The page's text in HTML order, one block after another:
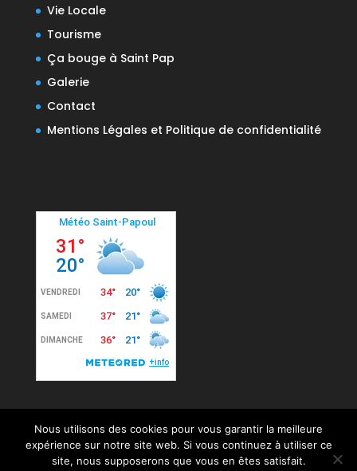
Vie Locale
Tourisme
Ça bouge à Saint Pap
Galerie
Contact
Mentions Légales et Politique de confidentialité
Nous utilisons des cookies pour vous garantir la meilleure
expérience sur notre site web. Si vous continuez à utiliser ce
site, nous supposerons que vous en êtes satisfait.